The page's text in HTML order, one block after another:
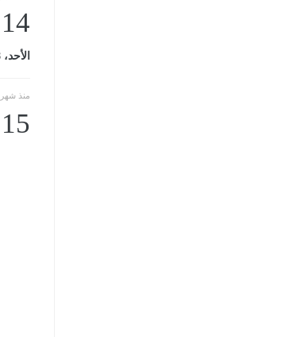
14
الأحد، 28 يونيو 2026 01:52 مـ
منذ شهر
15